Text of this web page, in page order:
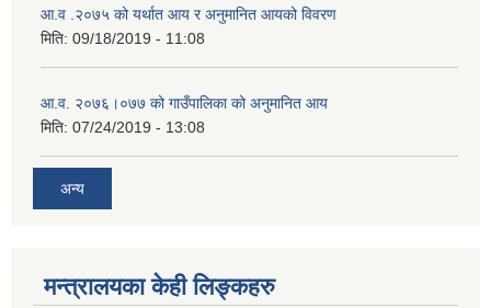
आ.व .२०७५ को यर्थात आय र अनुमानित आयको विवरण
मिति: 09/18/2019 - 11:08
आ.व. २०७६।०७७ को गाउँपालिका को अनुमानित आय
मिति: 07/24/2019 - 13:08
अन्य
मन्त्रालयका केही लिङ्कहरु